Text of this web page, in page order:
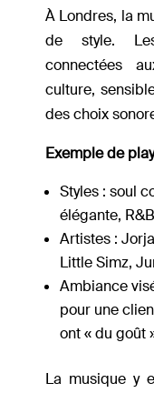
À Londres, la
de style.
connectées
culture,
des choix
Exemple de
Styles : soul
élégante,
Artistes :
Little Simz,
Ambiance
pour une
ont « du goût
La musique y